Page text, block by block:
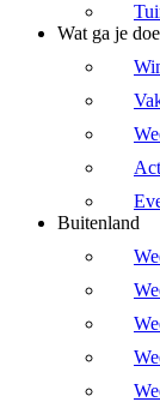
Wat ga je
Buitenland